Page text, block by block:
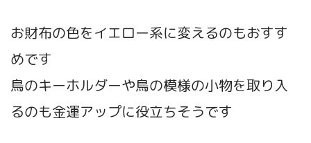
お財布の色をイエロー系に変えるのもおすす
めです
鳥のキーホルダーや鳥の模様の小物を取り入
るのも金運アップに役立ちそうです